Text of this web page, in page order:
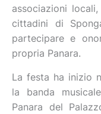
associazioni
cittadini di
partecipare e
propria Panara.
La festa ha inizio
la banda
Panara del